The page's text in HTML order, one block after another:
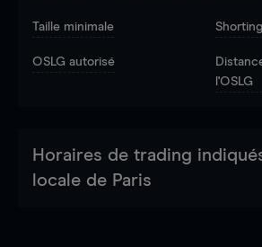
Taille minimale
OSLG autorisé
l'OSLG
Horaires de trading
locale de Paris